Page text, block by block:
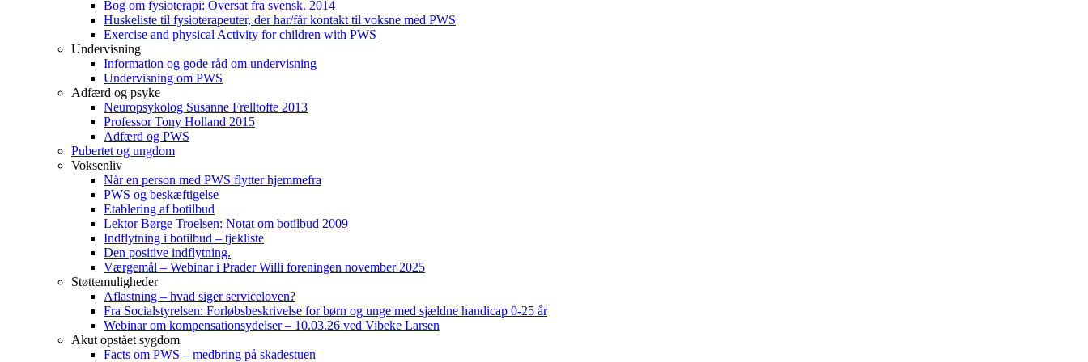
Bog om fysioterapi: Oversat fra svensk. 2014
Huskeliste til fysioterapeuter, der har/får kontakt til voksne med PWS
Exercise and physical Activity for children with PWS
Undervisning
Information og gode råd om undervisning
Undervisning om PWS
Adfærd og psyke
Neuropsykolog Susanne Frelltofte 2013
Professor Tony Holland 2015
Adfærd og PWS
Pubertet og ungdom
Voksenliv
Når en person med PWS flytter hjemmefra
PWS og beskæftigelse
Etablering af botilbud
Lektor Børge Troelsen: Notat om botilbud 2009
Indflytning i botilbud – tjekliste
Den positive indflytning.
Værgemål – Webinar i Prader Willi foreningen november 2025
Støttemuligheder
Aflastning – hvad siger serviceloven?
Fra Socialstyrelsen: Forløbsbeskrivelse for børn og unge med sjældne handicap 0-25 år
Webinar om kompensationsydelser – 10.03.26 ved Vibeke Larsen
Akut opstået sygdom
Facts om PWS – medbring på skadestuen